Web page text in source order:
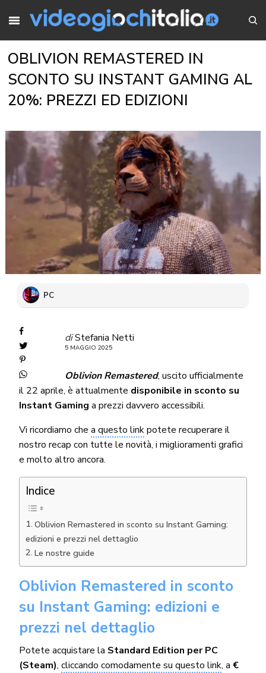
OBLIVION REMASTERED IN
SCONTO SU INSTANT GAMING AL
20%: PREZZI ED EDIZIONI
PC
diStefania Netti
5 MAGGIO 2025
Oblivion Remastered, uscito ufficialmente
il 22 aprile, è attualmente disponibile in sconto su
Instant Gaming a prezzi davvero accessibili.
Vi ricordiamo chea questo linkpotete recuperare il
nostro recap con tutte le novità, i miglioramenti grafici
e molto altro ancora.
Indice
Oblivion Remastered in sconto su Instant Gaming:
edizioni e prezzi nel dettaglio
Le nostre guide
Oblivion Remastered in sconto
su Instant Gaming: edizioni e
prezzi nel dettaglio
Potete acquistare la Standard Edition per PC
(Steam), cliccando comodamente su questo link, a€